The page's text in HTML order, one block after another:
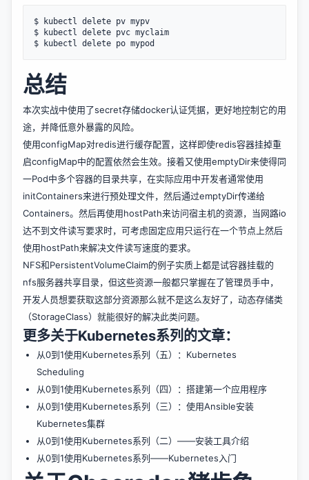
$ kubectl delete pv mypv
$ kubectl delete pvc myclaim
总结
本次实战中使用了secret存储docker认证凭据，更好地控制它的用
途，并降低意外暴露的风险。
使用configMap对redis进行缓存配置，这样即使redis容器挂掉重
启configMap中的配置依然会生效。接着又使用emptyDir来使得同
一Pod中多个容器的目录共享，在实际应用中开发者通常使用
initContainers来进行预处理文件，然后通过emptyDir传递给
Containers。然后再使用hostPath来访问宿主机的资源，当网路io
达不到文件读写要求时，可考虑固定应用只运行在一个节点上然后
使用hostPath来解决文件读写速度的要求。
NFS和PersistentVolumeClaim的例子实质上都是试容器挂载的
nfs服务器共享目录，但这些资源一般都只掌握在了管理员手中，
开发人员想要获取这部分资源那么就不是这么友好了，动态存储类
（StorageClass）就能很好的解决此类问题。
更多关于Kubernetes系列的文章：
从0到1使用Kubernetes系列（五）：Kubernetes
Scheduling
从0到1使用Kubernetes系列（四）：搭建第一个应用程序
从0到1使用Kubernetes系列（三）：使用Ansible安装
Kubernetes集群
从0到1使用Kubernetes系列（二）——安装工具介绍
从0到1使用Kubernetes系列——Kubernetes入门